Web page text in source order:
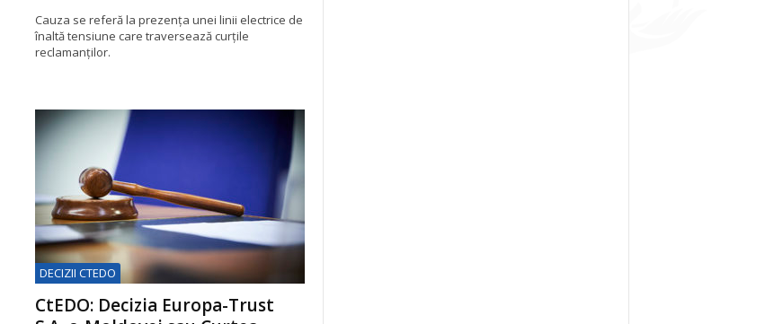
Cauza se referă la prezența unei linii electrice de
înaltă tensiune care traversează curțile
reclamanților.
DECIZII CTEDO
CtEDO: Decizia Europa-Trust